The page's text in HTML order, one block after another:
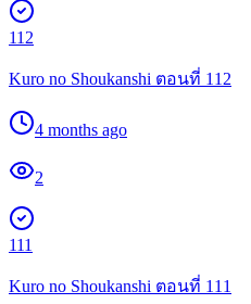
112
Kuro no Shoukanshi ตอนที่ 112
4 months ago
2
111
Kuro no Shoukanshi ตอนที่ 111